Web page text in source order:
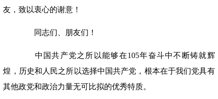
友，致以衷心的谢意！
同志们、朋友们！
中国共产党之所以能够在105年奋斗中不断铸就辉
煌，历史和人民之所以选择中国共产党，根本在于我们党具有
其他政党和政治力量无可比拟的优秀特质。